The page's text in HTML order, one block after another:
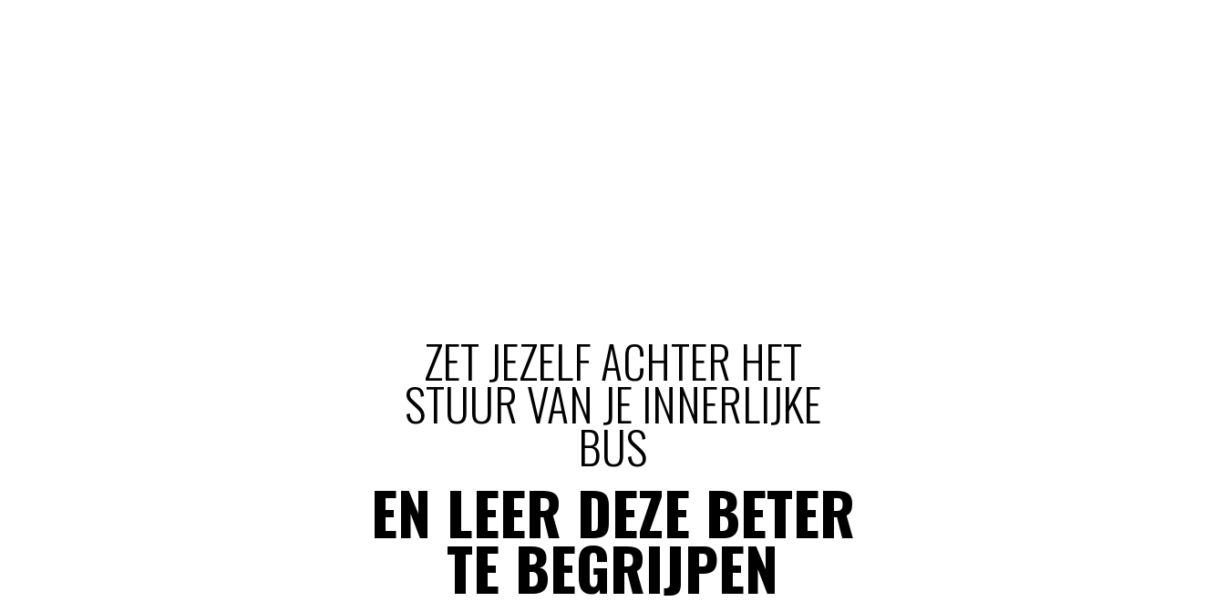
ZET JEZELF ACHTER HET
STUUR VAN JE INNERLIJKE
BUS
EN LEER DEZE BETER
TE BEGRIJPEN